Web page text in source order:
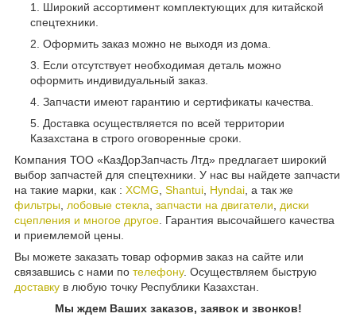
Широкий ассортимент комплектующих для китайской
спецтехники.
Оформить заказ можно не выходя из дома.
Если отсутствует необходимая деталь можно
оформить индивидуальный заказ.
Запчасти имеют гарантию и сертификаты качества.
Доставка осуществляется по всей территории
Казахстана в строго оговоренные сроки.
Компания ТОО «КазДорЗапчасть Лтд» предлагает широкий
выбор запчастей для спецтехники. У нас вы найдете запчасти
на такие марки, как : XCMG, Shantui, Hyndai, а так же
фильтры, лобовые стекла, запчасти на двигатели, диски
сцепления и многое другое. Гарантия высочайшего качества
и приемлемой цены.
Вы можете заказать товар оформив заказ на сайте или
связавшись с нами по телефону. Осуществляем быструю
доставку в любую точку Республики Казахстан.
Мы ждем Ваших заказов, заявок и звонков!